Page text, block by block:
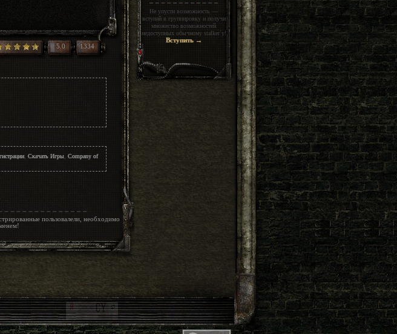
5.0 1334
, Скачать Игры, Company of
пользовалели, необходимо
Не упусти возможность —
вступай в группировку и получи
множество возможностей
недоступных обычному stalker`у!
Вступить →